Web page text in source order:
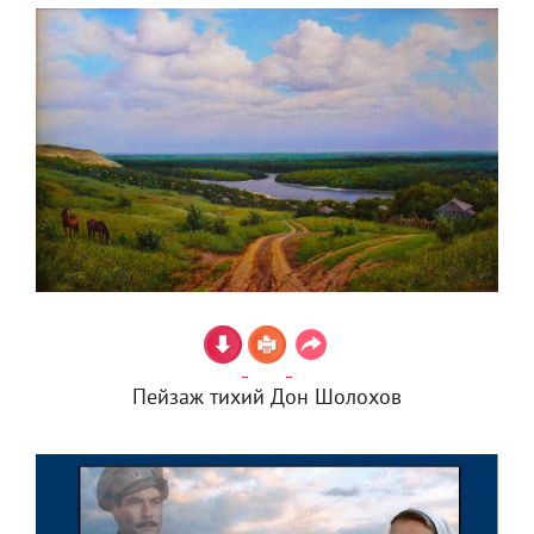
Пейзаж тихий Дон Шолохов